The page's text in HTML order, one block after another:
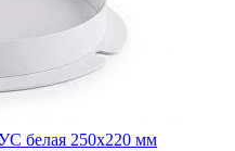
белая 250х220 мм